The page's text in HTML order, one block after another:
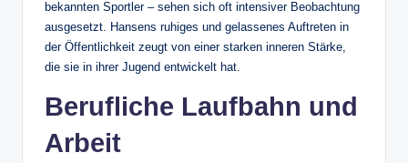
bekannten Sportler – sehen sich oft intensiver Beobachtung
ausgesetzt. Hansens ruhiges und gelassenes Auftreten in
der Öffentlichkeit zeugt von einer starken inneren Stärke,
die sie in ihrer Jugend entwickelt hat.
Berufliche Laufbahn und
Arbeit